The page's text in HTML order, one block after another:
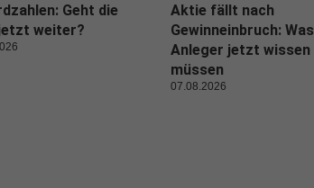
Geht die
weiter?
Aktie fällt nach
Gewinneinbruch: Was
Anleger jetzt wissen
müssen
07.08.2026